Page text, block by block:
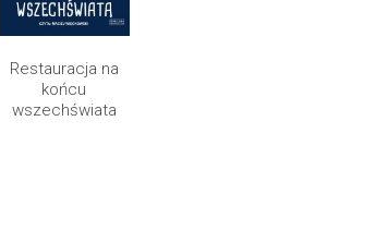
Restauracja na
końcu
wszechświata